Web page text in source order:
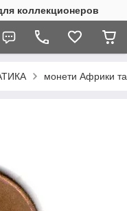
коллекционеров
монети Африки та